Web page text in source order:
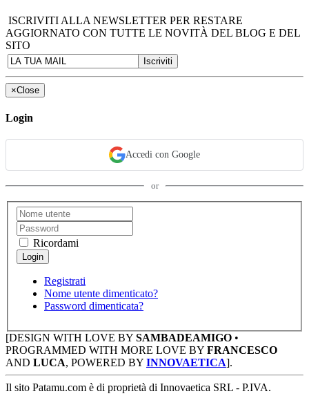
ISCRIVITI ALLA NEWSLETTER PER RESTARE
AGGIORNATO CON TUTTE LE NOVITÀ DEL BLOG E DEL
SITO
×Close
Login
Accedi con Google
or
Ricordami
Registrati
Nome utente dimenticato?
Password dimenticata?
[DESIGN WITH LOVE BY SAMBADEAMIGO •
PROGRAMMED WITH MORE LOVE BY FRANCESCO
AND LUCA, POWERED BY INNOVAETICA].
Il sito Patamu.com è di proprietà di Innovaetica SRL - P.IVA.